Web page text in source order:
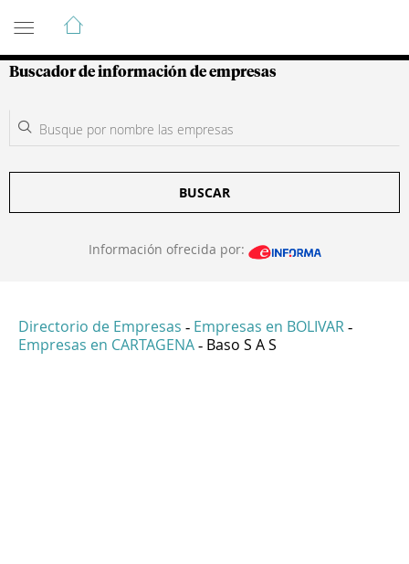
Guía de Empresas Colombianas
Buscador de información de empresas
BUSCAR
Información ofrecida por:
Directorio de Empresas - Empresas en BOLIVAR -
Empresas en CARTAGENA - Baso S A S